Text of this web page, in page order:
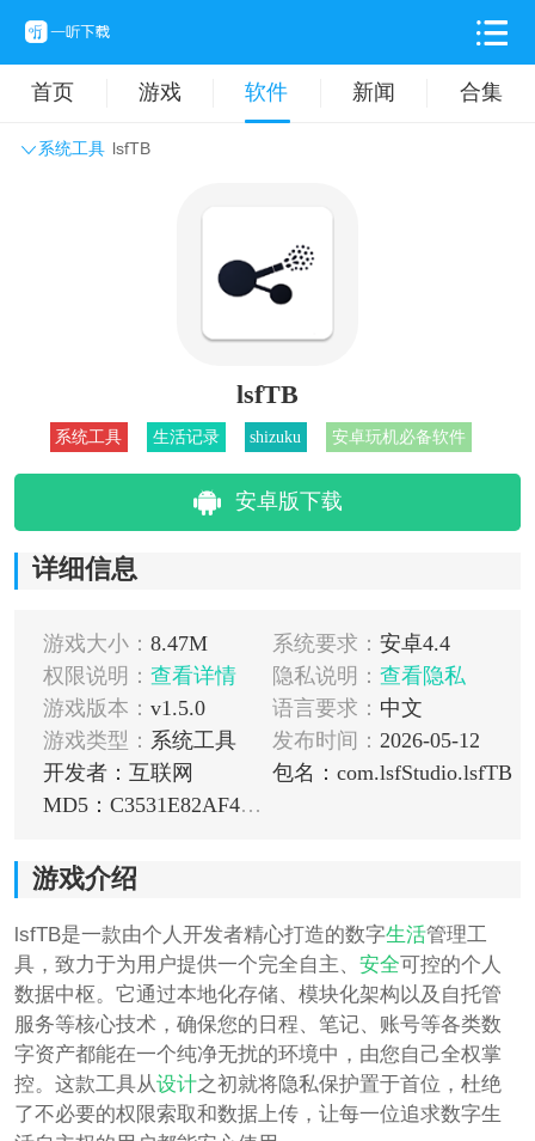
首页 游戏 软件 新闻 合集
系统工具 lsfTB
时尚购物
lsfTB
系统工具 生活记录 shizuku 安卓玩机必备软件
安卓版下载
详细信息
游戏大小： 8.47M 系统要求： 安卓4.4
权限说明： 查看详情 隐私说明： 查看隐私
游戏版本： v1.5.0 语言要求： 中文
游戏类型： 系统工具 发布时间： 2026-05-12
开发者：互联网
包名：com.lsfStudio.lsfTB
MD5：C3531E82AF4EF0FF66DE275391CE5102
游戏介绍
lsfTB是一款由个人开发者精心打造的数字生活管理工
具，致力于为用户提供一个完全自主、 安全可控的个人
数据中枢。它通过本地化存储、模块化架构以及自托管
服务等核心技术，确保您的日程、笔记、账号等各类数
字资产都能在一个纯净无扰的环境中，由您自己全权掌
控。这款工具从设计之初就将隐私保护置于首位，杜绝
了不必要的权限索取和数据上传，让每一位追求数字生